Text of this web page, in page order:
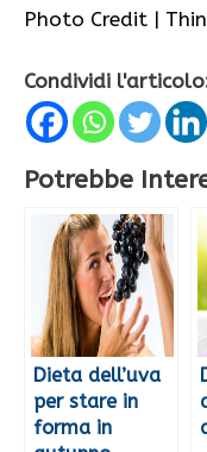
Photo Credit |
Condividi
Potrebbe
Dieta dell’uva
per stare in
forma in